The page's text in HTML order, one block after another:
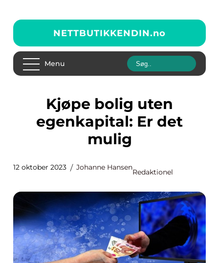
NETTBUTIKKENDIN.no
Menu
Kjøpe bolig uten
egenkapital: Er det
mulig
12 oktober 2023 Johanne Hansen
Redaktionel